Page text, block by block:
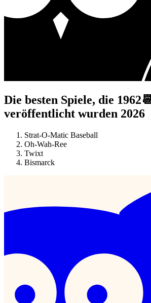
Die besten Spiele, die 1962📆
veröffentlicht wurden 2026
Strat-O-Matic Baseball
Oh-Wah-Ree
Twixt
Bismarck